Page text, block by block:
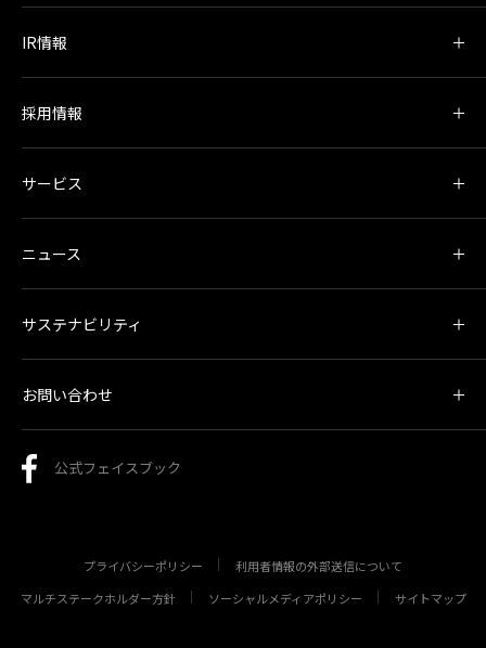
IR情報
採用情報
サービス
ニュース
サステナビリティ
お問い合わせ
公式フェイスブック
プライバシーポリシー
利用者情報の外部送信について
マルチステークホルダー方針
ソーシャルメディアポリシー サイトマップ